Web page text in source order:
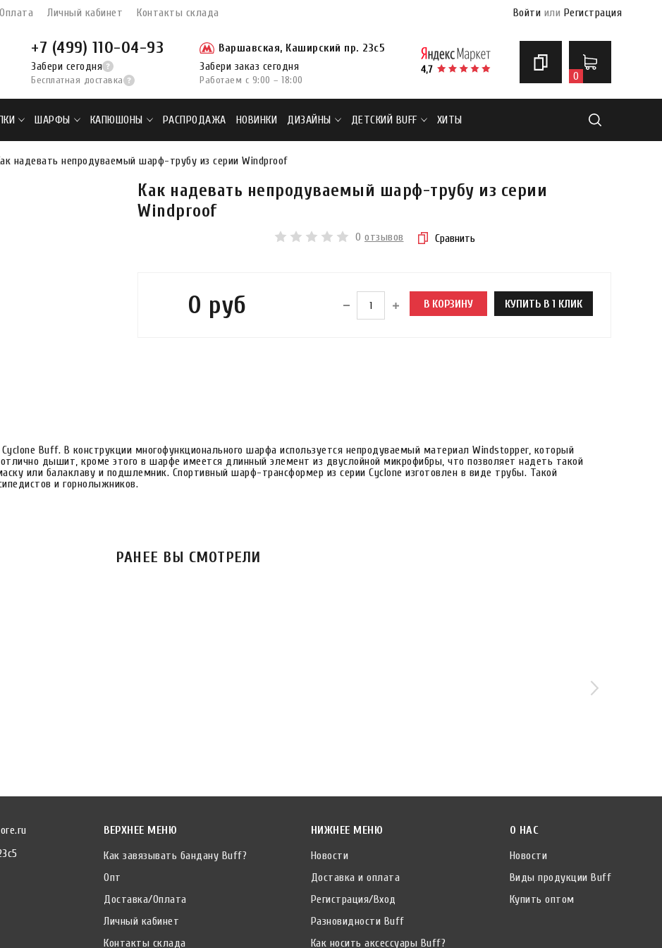
Личный кабинет Контакты склада Войти или Регистрация
+7 (499) 110-04-93
Забери сегодня
Бесплатная доставка
Варшавская, Каширский пр. 23с5
Забери заказ сегодня
Работаем с 9:00 – 18:00 0
ШАРФЫ КАПЮШОНЫ РАСПРОДАЖА НОВИНКИ ДИЗАЙНЫ ДЕТСКИЙ BUFF ХИТЫ
надевать непродуваемый шарф-трубу из серии Windproof
Как надевать непродуваемый шарф-трубу из серии
Windproof
0 отзывов Сравнить
0 руб В КОРЗИНУ КУПИТЬ В 1 КЛИК
Buff. В конструкции многофункционального шарфа используется непродуваемый материал Windstopper, который
дышит, кроме этого в шарфе имеется длинный элемент из двуслойной микрофибры, что позволяет надеть такой
или балаклаву и подшлемник. Спортивный шарф-трансформер из серии Cyclone изготовлен в виде трубы. Такой
и горнолыжников.
РАНЕЕ ВЫ СМОТРЕЛИ
ВЕРХНЕЕ МЕНЮ
Как завязывать бандану Buff?
Опт
Доставка/Оплата
Личный кабинет
Контакты склада
НИЖНЕЕ МЕНЮ
Новости
Доставка и оплата
Регистрация/Вход
Разновидности Buff
Как носить аксессуары Buff?
О НАС
Новости
Виды продукции Buff
Купить оптом